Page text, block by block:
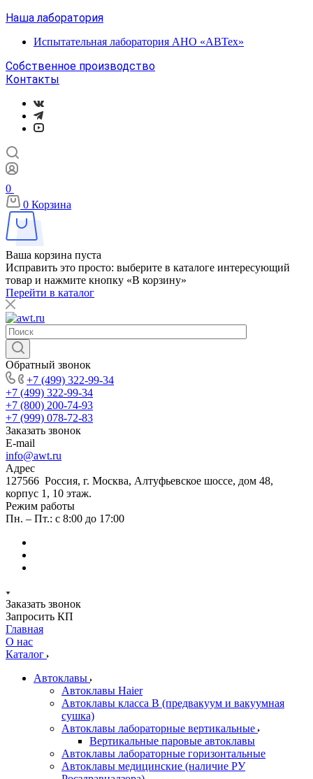
Наша лаборатория
Испытательная лаборатория АНО «АВТех»
Собственное производство
Контакты
0
0 Корзина
Ваша корзина пуста
Исправить это просто: выберите в каталоге интересующий
товар и нажмите кнопку «В корзину»
Перейти в каталог
Обратный звонок
+7 (499) 322-99-34
+7 (499) 322-99-34
+7 (800) 200-74-93
+7 (999) 078-72-83
Заказать звонок
E-mail
info@awt.ru
Адрес
127566 Россия, г. Москва, Алтуфьевское шоссе, дом 48,
корпус 1, 10 этаж.
Режим работы
Пн. – Пт.: с 8:00 до 17:00
Заказать звонок
Запросить КП
Главная
О нас
Каталог
Автоклавы
Автоклавы Haier
Автоклавы класса B (предвакуум и вакуумная
сушка)
Автоклавы лабораторные вертикальные
Вертикальные паровые автоклавы
Автоклавы лабораторные горизонтальные
Автоклавы медицинские (наличие РУ